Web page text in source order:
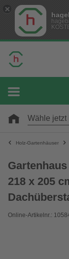
Wähle jetzt
Holz-Gartenhäuser
218 x 205
Online-Artikelnr.: